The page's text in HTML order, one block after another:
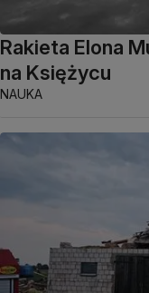
Rakieta Elona
na Księżycu
NAUKA